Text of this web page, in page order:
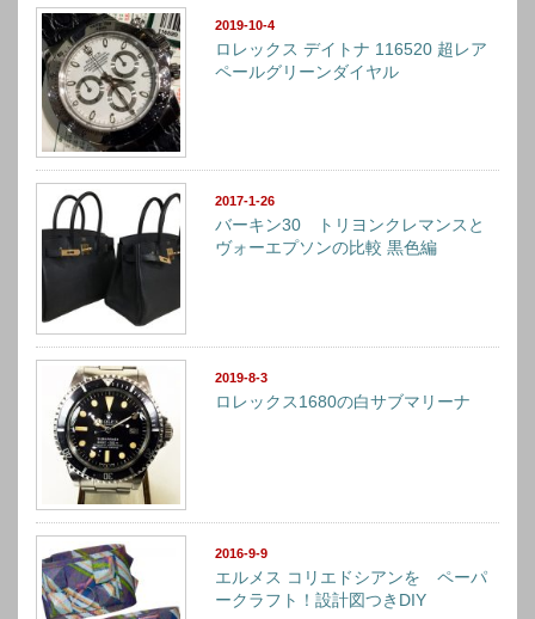
2019-10-4
ロレックス デイトナ 116520 超レア
ペールグリーンダイヤル
2017-1-26
バーキン30 トリヨンクレマンスと
ヴォーエプソンの比較 黒色編
2019-8-3
ロレックス1680の白サブマリーナ
2016-9-9
エルメス コリエドシアンを ペーパ
ークラフト！設計図つきDIY